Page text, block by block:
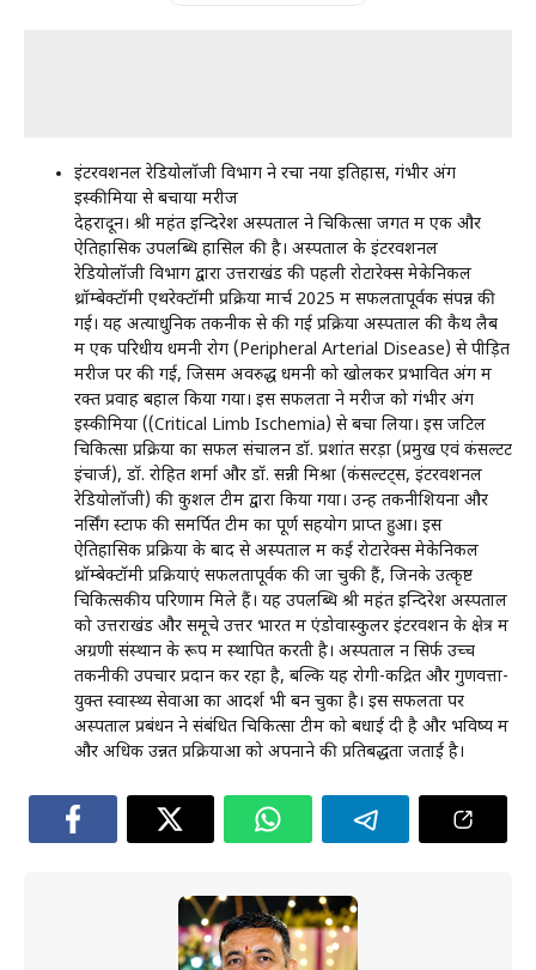
इंटरवेंशनल रेडियोलॉजी विभाग ने रचा नया इतिहास, गंभीर अंग
इस्कीमिया से बचाया मरीज
देहरादून। श्री महंत इन्दिरेश अस्पताल ने चिकित्सा जगत में एक और
ऐतिहासिक उपलब्धि हासिल की है। अस्पताल के इंटरवेंशनल
रेडियोलॉजी विभाग द्वारा उत्तराखंड की पहली रोटारेक्स मेकेनिकल
थ्रॉम्बेक्टॉमी एथरेक्टॉमी प्रक्रिया मार्च 2025 में सफलतापूर्वक संपन्न की
गई। यह अत्याधुनिक तकनीक से की गई प्रक्रिया अस्पताल की कैथ लैब
में एक परिधीय धमनी रोग (Peripheral Arterial Disease) से पीड़ित
मरीज पर की गई, जिसमें अवरुद्ध धमनी को खोलकर प्रभावित अंग में
रक्त प्रवाह बहाल किया गया। इस सफलता ने मरीज को गंभीर अंग
इस्कीमिया ((Critical Limb Ischemia) से बचा लिया। इस जटिल
चिकित्सा प्रक्रिया का सफल संचालन डॉ. प्रशांत सरड़ा (प्रमुख एवं कंसल्टेंट
इंचार्ज), डॉ. रोहित शर्मा और डॉ. सन्नी मिश्रा (कंसल्टेंट्स, इंटरवेंशनल
रेडियोलॉजी) की कुशल टीम द्वारा किया गया। उन्हें तकनीशियनों और
नर्सिंग स्टाफ की समर्पित टीम का पूर्ण सहयोग प्राप्त हुआ। इस
ऐतिहासिक प्रक्रिया के बाद से अस्पताल में कई रोटारेक्स मेकेनिकल
थ्रॉम्बेक्टॉमी प्रक्रियाएं सफलतापूर्वक की जा चुकी हैं, जिनके उत्कृष्ट
चिकित्सकीय परिणाम मिले हैं। यह उपलब्धि श्री महंत इन्दिरेश अस्पताल
को उत्तराखंड और समूचे उत्तर भारत में एंडोवास्कुलर इंटरवेंशन के क्षेत्र में
अग्रणी संस्थान के रूप में स्थापित करती है। अस्पताल न सिर्फ उच्च
तकनीकी उपचार प्रदान कर रहा है, बल्कि यह रोगी-केंद्रित और गुणवत्ता-
युक्त स्वास्थ्य सेवाओं का आदर्श भी बन चुका है। इस सफलता पर
अस्पताल प्रबंधन ने संबंधित चिकित्सा टीम को बधाई दी है और भविष्य में
और अधिक उन्नत प्रक्रियाओं को अपनाने की प्रतिबद्धता जताई है।